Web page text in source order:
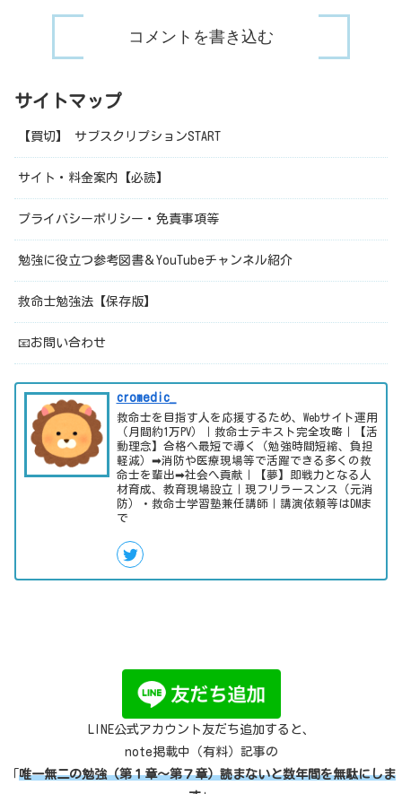
コメントを書き込む
サイトマップ
【買切】 サブスクリプションSTART
サイト・料金案内【必読】
プライバシーポリシー・免責事項等
勉強に役立つ参考図書＆YouTubeチャンネル紹介
救命士勉強法【保存版】
📧お問い合わせ
cromedic_
救命士を目指す人を応援するため、Webサイト運用
（月間約1万PV）｜救命士テキスト完全攻略｜【活
動理念】合格へ最短で導く（勉強時間短縮、負担
軽減）➡消防や医療現場等で活躍できる多くの救
命士を輩出➡社会へ貢献｜【夢】即戦力となる人
材育成、教育現場設立｜現フリラースンス（元消
防）・救命士学習塾兼任講師｜講演依頼等はDMま
で
LINE公式アカウント友だち追加すると、
note掲載中（有料）記事の
唯一無二の勉強（第１章～第７章）読まないと数年間を無駄にしま